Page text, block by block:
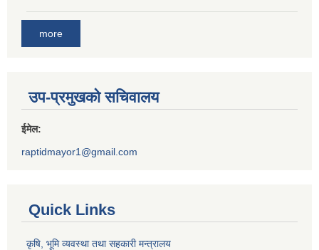
more
उप-प्रमुखको सचिवालय
ईमेल:
raptidmayor1@gmail.com
Quick Links
कृषि, भूमि व्यवस्था तथा सहकारी मन्त्रालय